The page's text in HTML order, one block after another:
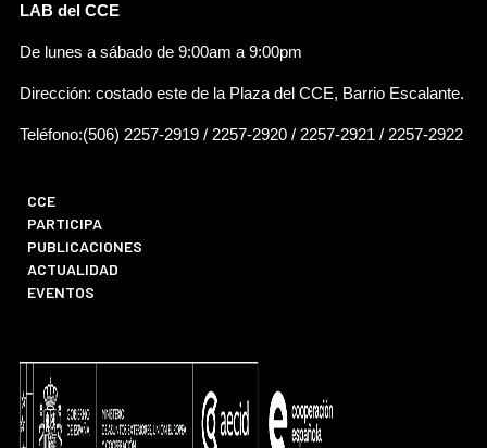
LAB del CCE
De lunes a sábado de 9:00am a 9:00pm
Dirección: costado este de la Plaza del CCE, Barrio Escalante.
Teléfono:(506) 2257-2919 / 2257-2920 / 2257-2921 / 2257-2922
CCE
PARTICIPA
PUBLICACIONES
ACTUALIDAD
EVENTOS